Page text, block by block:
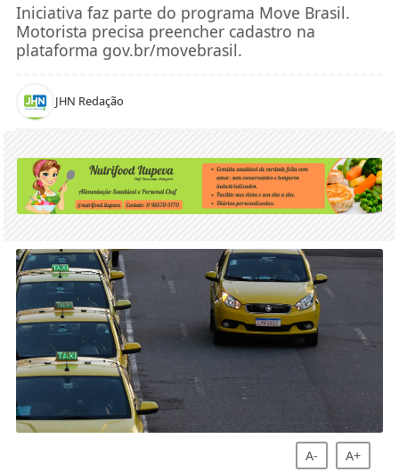
Iniciativa faz parte do programa Move Brasil.
Motorista precisa preencher cadastro na
plataforma gov.br/movebrasil.
JHN Redação
A- A+